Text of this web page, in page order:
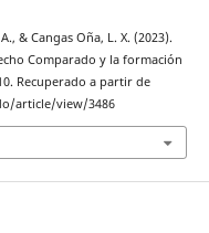
& Cangas Oña, L. X. (2023).
Comparado y la formación
Recuperado a partir de
article/view/3486